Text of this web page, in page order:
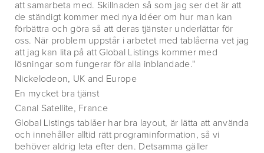
att samarbeta med. Skillnaden så som jag ser det är att
de ständigt kommer med nya idéer om hur man kan
förbättra och göra så att deras tjänster underlättar för
oss. När problem uppstår i arbetet med tablåerna vet jag
att jag kan lita på att Global Listings kommer med
lösningar som fungerar för alla inblandade."
Nickelodeon, UK and Europe
En mycket bra tjänst
Canal Satellite, France
Global Listings tablåer har bra layout, är lätta att använda
och innehåller alltid rätt programinformation, så vi
behöver aldrig leta efter den. Detsamma gäller